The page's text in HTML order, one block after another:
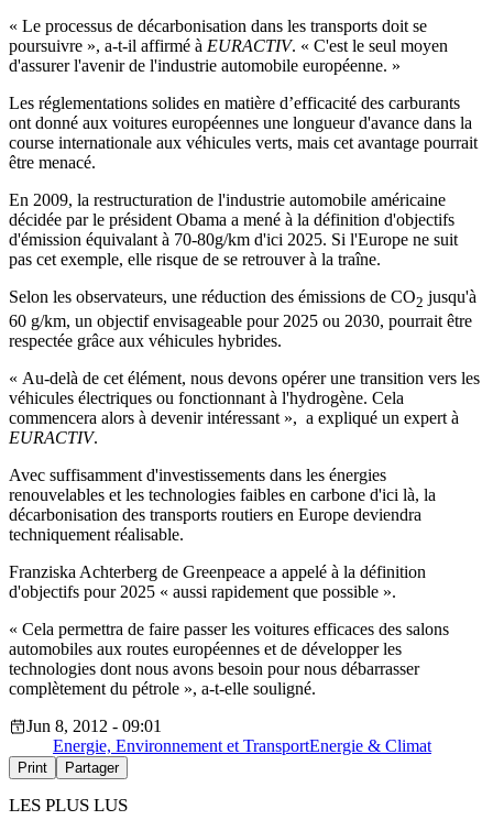
« Le processus de décarbonisation dans les transports doit se
poursuivre », a-t-il affirmé à EURACTIV. « C'est le seul moyen
d'assurer l'avenir de l'industrie automobile européenne. »
Les réglementations solides en matière d’efficacité des carburants
ont donné aux voitures européennes une longueur d'avance dans la
course internationale aux véhicules verts, mais cet avantage pourrait
être menacé.
En 2009, la restructuration de l'industrie automobile américaine
décidée par le président Obama a mené à la définition d'objectifs
d'émission équivalant à 70-80g/km d'ici 2025. Si l'Europe ne suit
pas cet exemple, elle risque de se retrouver à la traîne.
Selon les observateurs, une réduction des émissions de CO2 jusqu'à
60 g/km, un objectif envisageable pour 2025 ou 2030, pourrait être
respectée grâce aux véhicules hybrides.
« Au-delà de cet élément, nous devons opérer une transition vers les
véhicules électriques ou fonctionnant à l'hydrogène. Cela
commencera alors à devenir intéressant », a expliqué un expert à
EURACTIV.
Avec suffisamment d'investissements dans les énergies
renouvelables et les technologies faibles en carbone d'ici là, la
décarbonisation des transports routiers en Europe deviendra
techniquement réalisable.
Franziska Achterberg de Greenpeace a appelé à la définition
d'objectifs pour 2025 « aussi rapidement que possible ».
« Cela permettra de faire passer les voitures efficaces des salons
automobiles aux routes européennes et de développer les
technologies dont nous avons besoin pour nous débarrasser
complètement du pétrole », a-t-elle souligné.
Jun 8, 2012 - 09:01
Energie, Environnement et TransportEnergie & Climat
Print Partager
LES PLUS LUS